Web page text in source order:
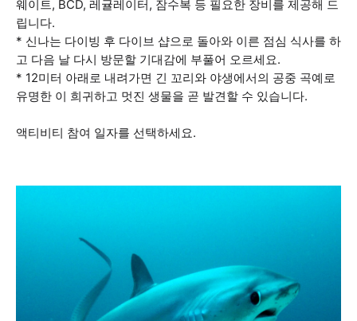
웨이트, BCD, 레귤레이터, 잠수복 등 필요한 장비를 제공해 드
립니다.
* 신나는 다이빙 후 다이브 샵으로 돌아와 이른 점심 식사를 하
고 다음 날 다시 방문할 기대감에 부풀어 오르세요.
* 12미터 아래로 내려가면 긴 꼬리와 야생에서의 공중 곡예로
유명한 이 희귀하고 멋진 생물을 곧 발견할 수 있습니다.
액티비티 참여 일자를 선택하세요.